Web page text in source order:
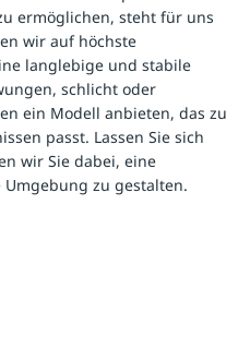
ermöglichen, steht für uns
wir auf höchste
langlebige und stabile
schlicht oder
ein Modell anbieten, das zu
passt. Lassen Sie sich
wir Sie dabei, eine
zu gestalten.